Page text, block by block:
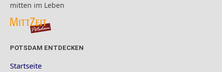
mitten im Leben
POTSDAM ENTDECKEN
Startseite